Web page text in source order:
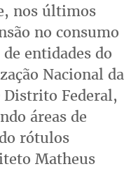
nos últimos
no consumo
entidades do
Nacional da
Distrito Federal,
áreas de
rótulos
Matheus